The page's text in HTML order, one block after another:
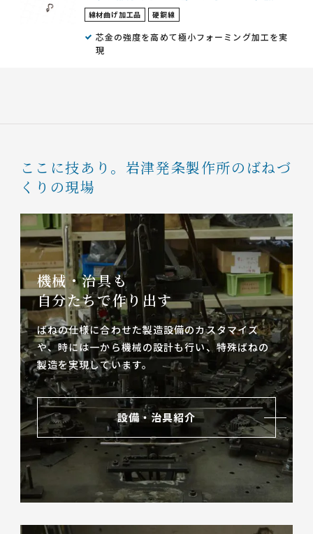
線材曲げ加工品 硬鋼線
芯金の強度を高めて極小フォーミング加工を実
現
ここに技あり。 岩津発条製作所のばねづ
くりの現場
機械・治具も
自分たちで作り出す
ばねの仕様に合わせた製造設備のカスタマイズ
や、時には一から機械の設計も行い、特殊ばねの
製造を実現しています。
設備・治具紹介